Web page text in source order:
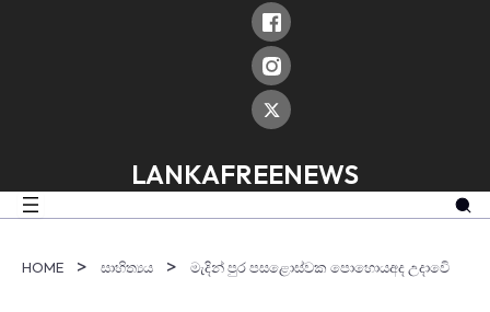
LANKAFREENEWS
HOME සාහිත්‍යය මැදින් පුර පස­ළො­ස්වක පොහොයඅද උදාවෙි